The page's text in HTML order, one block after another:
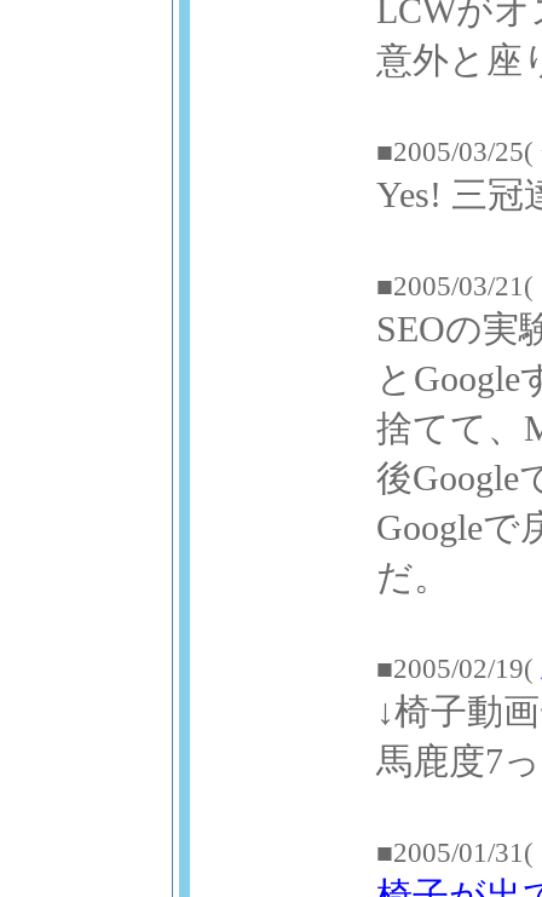
LCWが
意外と座
■2005/03/25(
Yes! 三冠
■2005/03/21(
SEOの実
と
捨てて、
後Google
Google
だ。
■2005/02/19(
↓椅子動
馬鹿度7
■2005/01/31(